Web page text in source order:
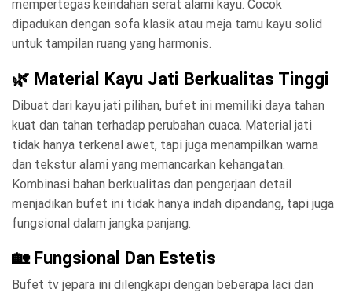
mempertegas keindahan serat alami kayu. Cocok
dipadukan dengan sofa klasik atau meja tamu kayu solid
untuk tampilan ruang yang harmonis.
🌿 Material Kayu Jati Berkualitas Tinggi
Dibuat dari kayu jati pilihan, bufet ini memiliki daya tahan
kuat dan tahan terhadap perubahan cuaca. Material jati
tidak hanya terkenal awet, tapi juga menampilkan warna
dan tekstur alami yang memancarkan kehangatan.
Kombinasi bahan berkualitas dan pengerjaan detail
menjadikan bufet ini tidak hanya indah dipandang, tapi juga
fungsional dalam jangka panjang.
🏡 Fungsional Dan Estetis
Bufet tv jepara ini dilengkapi dengan beberapa laci dan